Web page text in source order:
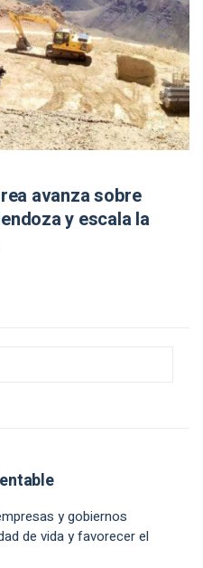
avanza sobre
y escala la
y gobiernos
de vida y favorecer el